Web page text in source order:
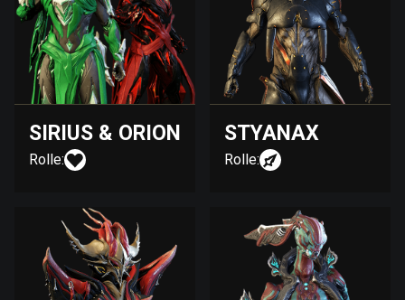
SIRIUS & ORION
Rolle:
STYANAX
Rolle: